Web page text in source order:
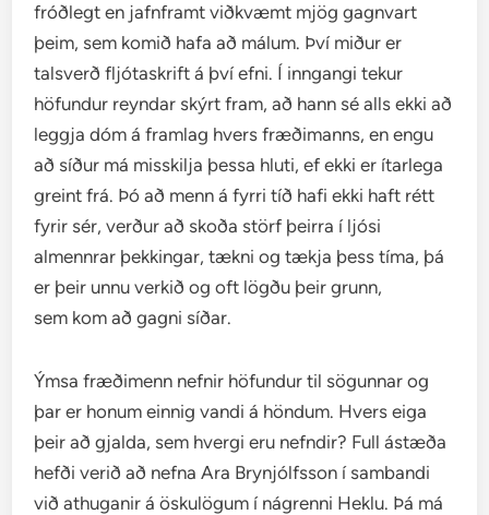
fróðlegt en jafnframt viðkvæmt mjög gagnvart
þeim, sem komið hafa að málum. Því miður er
talsverð fljótaskrift á því efni. Í inngangi tekur
höfundur reyndar skýrt fram, að hann sé alls ekki að
leggja dóm á framlag hvers fræðimanns, en engu
að síður má misskilja þessa hluti, ef ekki er ítarlega
greint frá. Þó að menn á fyrri tíð hafi ekki haft rétt
fyrir sér, verður að skoða störf þeirra í ljósi
almennrar þekkingar, tækni og tækja þess tíma, þá
er þeir unnu verkið og oft lögðu þeir grunn,
sem kom að gagni síðar.
Ýmsa fræðimenn nefnir höfundur til sögunnar og
þar er honum einnig vandi á höndum. Hvers eiga
þeir að gjalda, sem hvergi eru nefndir? Full ástæða
hefði verið að nefna Ara Brynjólfsson í sambandi
við athuganir á öskulögum í nágrenni Heklu. Þá má